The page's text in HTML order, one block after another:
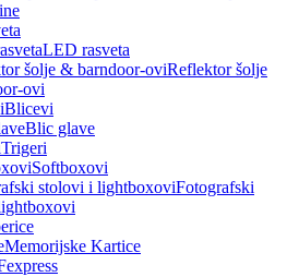
LED rasveta
Reflektor šolje
ovi
Blicevi
Blic glave
Trigeri
Softboxovi
Fotografski
Memorijske Kartice